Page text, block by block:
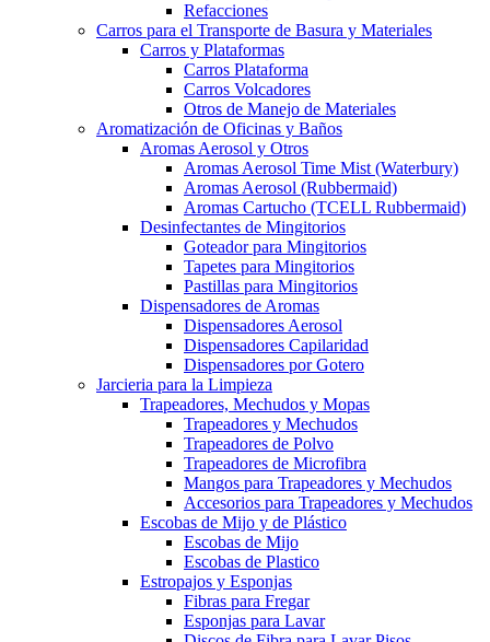
Refacciones
Carros para el Transporte de Basura y Materiales
Carros y Plataformas
Carros Plataforma
Carros Volcadores
Otros de Manejo de Materiales
Aromatización de Oficinas y Baños
Aromas Aerosol y Otros
Aromas Aerosol Time Mist (Waterbury)
Aromas Aerosol (Rubbermaid)
Aromas Cartucho (TCELL Rubbermaid)
Desinfectantes de Mingitorios
Goteador para Mingitorios
Tapetes para Mingitorios
Pastillas para Mingitorios
Dispensadores de Aromas
Dispensadores Aerosol
Dispensadores Capilaridad
Dispensadores por Gotero
Jarcieria para la Limpieza
Trapeadores, Mechudos y Mopas
Trapeadores y Mechudos
Trapeadores de Polvo
Trapeadores de Microfibra
Mangos para Trapeadores y Mechudos
Accesorios para Trapeadores y Mechudos
Escobas de Mijo y de Plástico
Escobas de Mijo
Escobas de Plastico
Estropajos y Esponjas
Fibras para Fregar
Esponjas para Lavar